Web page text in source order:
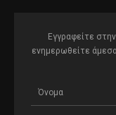
Εγγραφείτε
ενημερωθείτε